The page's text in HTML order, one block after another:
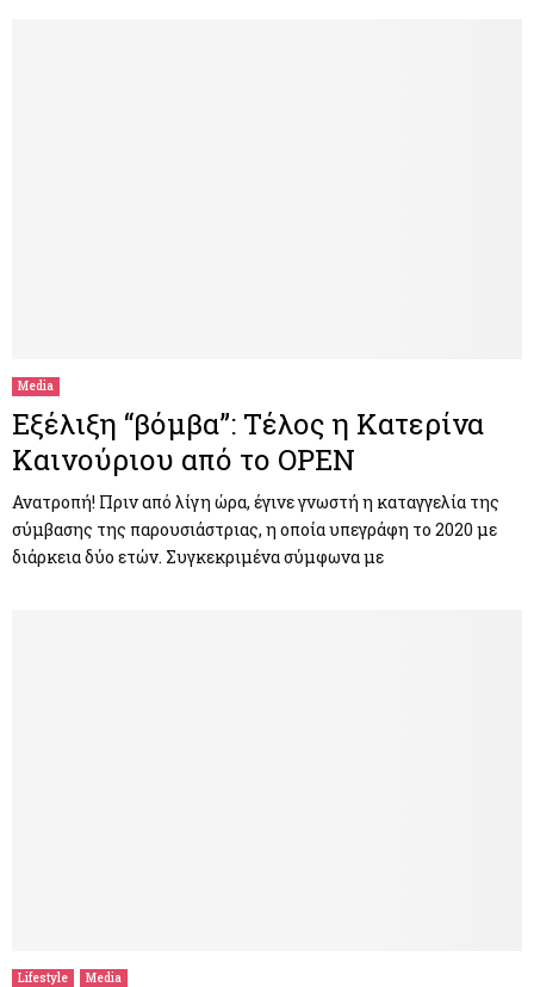
Media
Εξέλιξη “βόμβα”: Τέλος η Κατερίνα
Καινούριου από το OPEN
Ανατροπή! Πριν από λίγη ώρα, έγινε γνωστή η καταγγελία της
σύμβασης της παρουσιάστριας, η οποία υπεγράφη το 2020 με
διάρκεια δύο ετών. Συγκεκριμένα σύμφωνα με
Lifestyle Media